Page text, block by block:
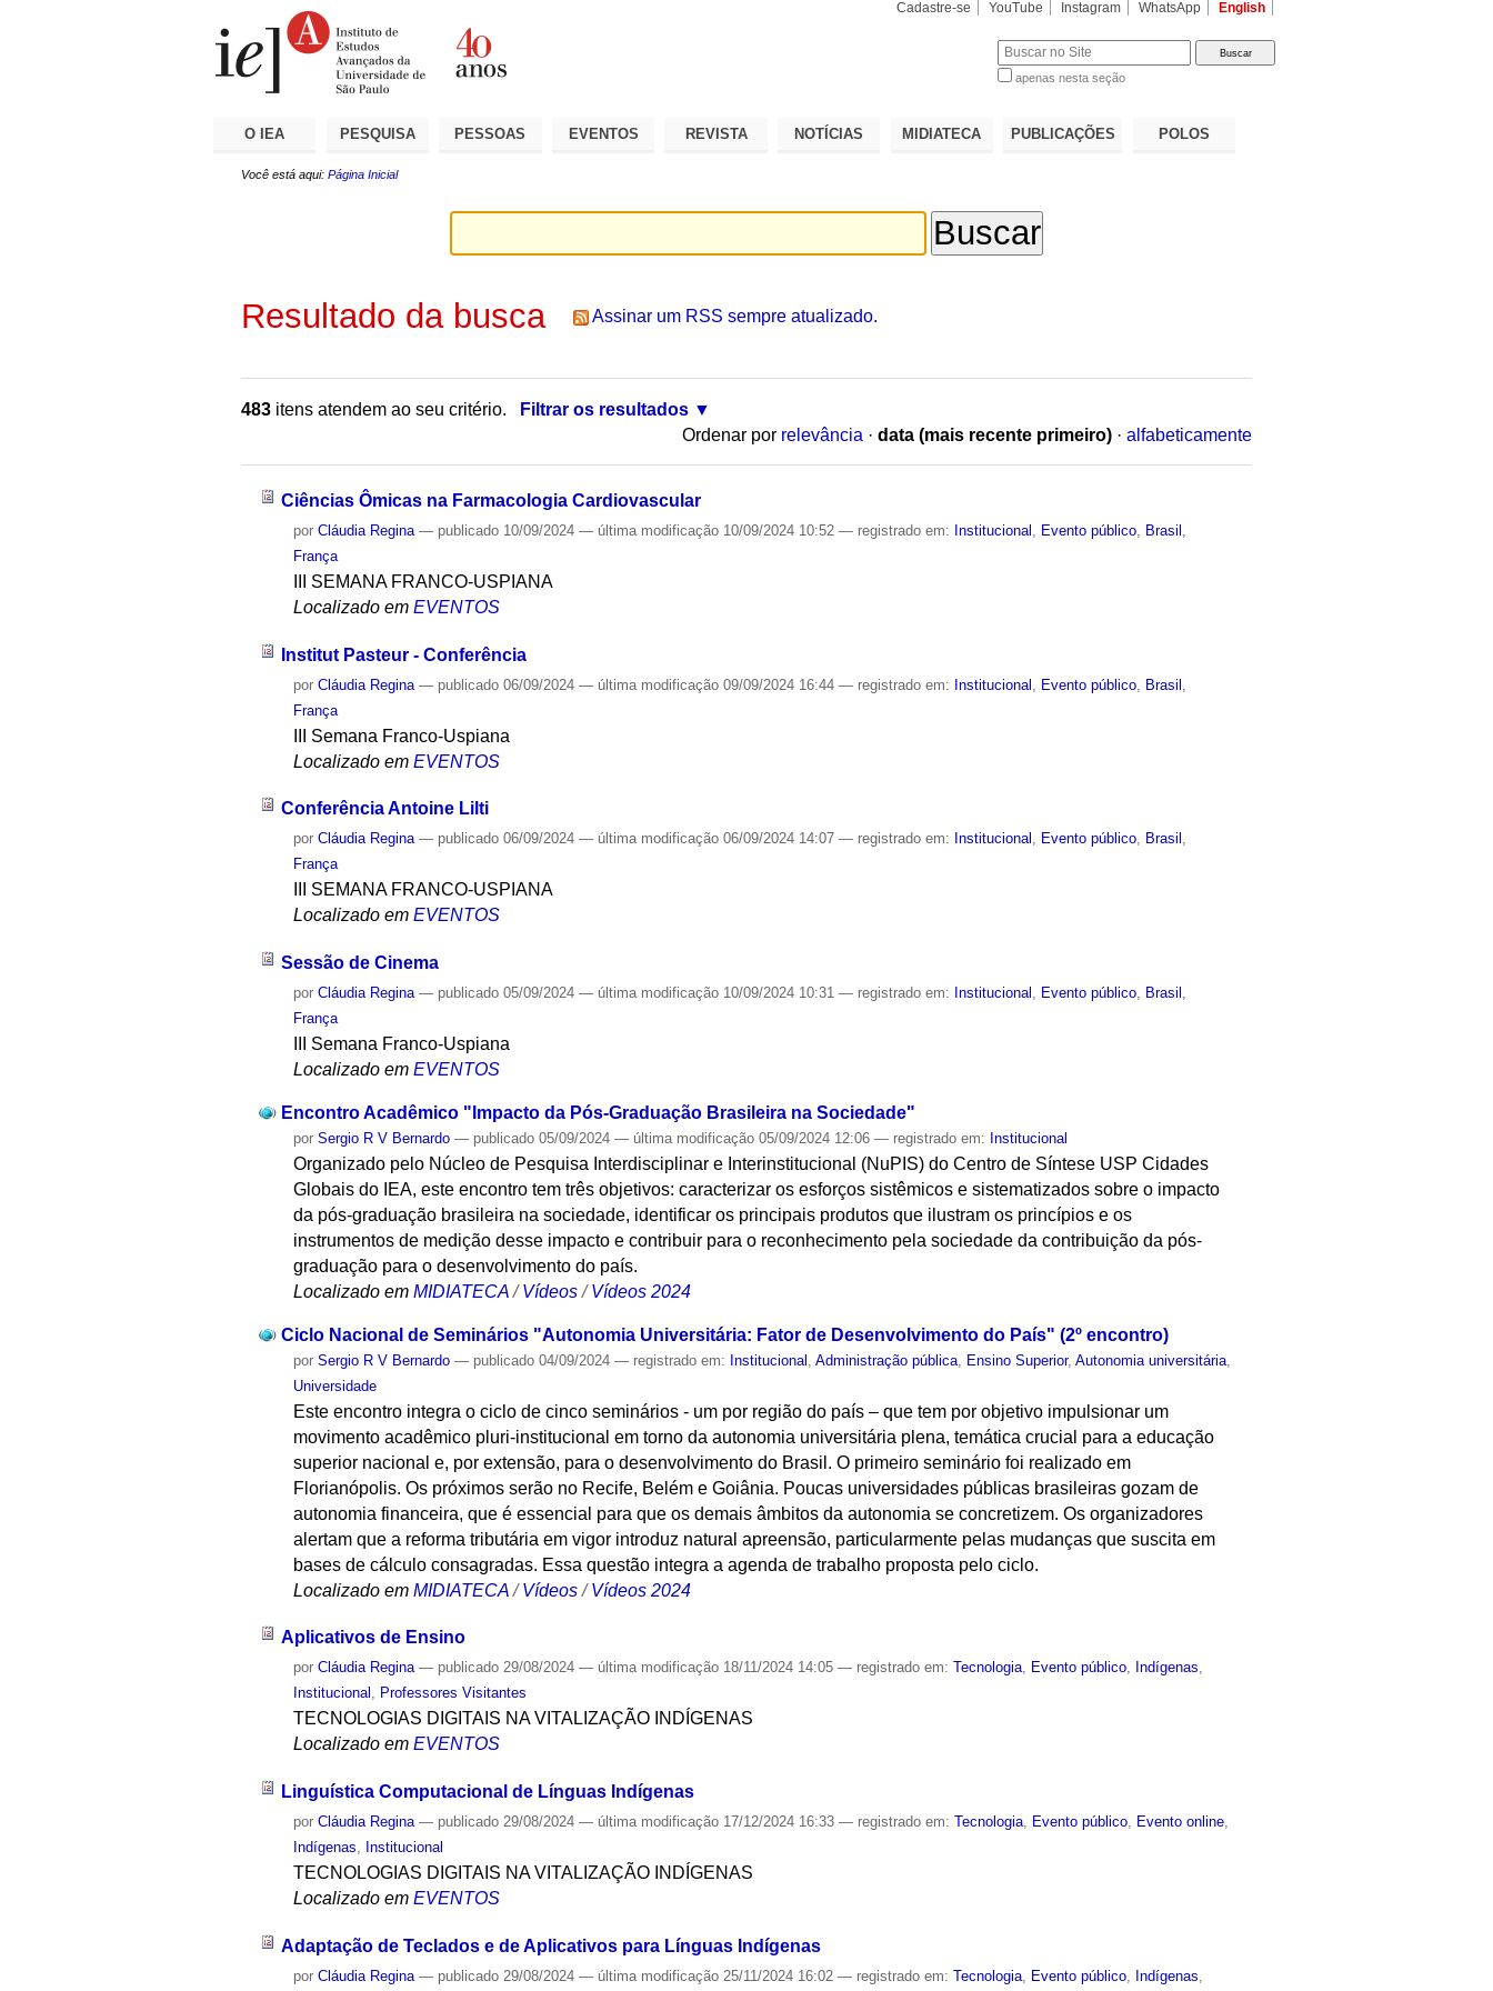
Cadastre-se YouTube Instagram WhatsApp English
apenas nesta seção
O IEA PESQUISA PESSOAS EVENTOS REVISTA NOTÍCIAS MIDIATECA PUBLICAÇÕES POLOS
Você está aqui: Página Inicial
Resultado da busca Assinar um RSS sempre atualizado.
483 itens atendem ao seu critério.
Filtrar os resultados
Ordenar por relevância · data (mais recente primeiro) · alfabeticamente
Ciências Ômicas na Farmacologia Cardiovascular
porCláudia Regina — publicado 10/09/2024— última modificação 10/09/2024 10:52— registrado em: Institucional Evento público Brasil
França
III SEMANA FRANCO-USPIANA
Localizado em EVENTOS
Institut Pasteur - Conferência
porCláudia Regina — publicado 06/09/2024— última modificação 09/09/2024 16:44— registrado em: Institucional Evento público Brasil
França
III Semana Franco-Uspiana
Localizado em EVENTOS
Conferência Antoine Lilti
porCláudia Regina — publicado 06/09/2024— última modificação 06/09/2024 14:07— registrado em: Institucional , Evento público, Brasil ,
França
III SEMANA FRANCO-USPIANA
Localizado em EVENTOS
Sessão de Cinema
porCláudia Regina — publicado 05/09/2024— última modificação 10/09/2024 10:31— registrado em: Institucional , Evento público, Brasil ,
França
III Semana Franco-Uspiana
Localizado em EVENTOS
Encontro Acadêmico "Impacto da Pós-Graduação Brasileira na Sociedade"
porSergio R V Bernardo — publicado 05/09/2024— última modificação 05/09/2024 12:06— registrado em: Institucional
Organizado pelo Núcleo de Pesquisa Interdisciplinar e Interinstitucional (NuPIS) do Centro de Síntese USP Cidades
Globais do IEA, este encontro tem três objetivos: caracterizar os esforços sistêmicos e sistematizados sobre o impacto
da pós-graduação brasileira na sociedade, identificar os principais produtos que ilustram os princípios e os
instrumentos de medição desse impacto e contribuir para o reconhecimento pela sociedade da contribuição da pós-
graduação para o desenvolvimento do país.
Localizado em MIDIATECA /Vídeos /Vídeos 2024
Ciclo Nacional de Seminários "Autonomia Universitária: Fator de Desenvolvimento do País" (2º encontro)
porSergio R V Bernardo — publicado 04/09/2024— registrado em: Institucional ,Administração pública Ensino Superior,Autonomia universitária
Universidade
Este encontro integra o ciclo de cinco seminários - um por região do país – que tem por objetivo impulsionar um
movimento acadêmico pluri-institucional em torno da autonomia universitária plena, temática crucial para a educação
superior nacional e, por extensão, para o desenvolvimento do Brasil. O primeiro seminário foi realizado em
Florianópolis. Os próximos serão no Recife, Belém e Goiânia. Poucas universidades públicas brasileiras gozam de
autonomia financeira, que é essencial para que os demais âmbitos da autonomia se concretizem. Os organizadores
alertam que a reforma tributária em vigor introduz natural apreensão, particularmente pelas mudanças que suscita em
bases de cálculo consagradas. Essa questão integra a agenda de trabalho proposta pelo ciclo.
Localizado em MIDIATECA /Vídeos /Vídeos 2024
Aplicativos de Ensino
porCláudia Regina — publicado 29/08/2024— última modificação 18/11/2024 14:05— registrado em:Tecnologia, Evento público, Indígenas,
Institucional , Professores Visitantes
TECNOLOGIAS DIGITAIS NA VITALIZAÇÃO INDÍGENAS
Localizado em EVENTOS
Linguística Computacional de Línguas Indígenas
porCláudia Regina — publicado 29/08/2024— última modificação 17/12/2024 16:33— registrado em:Tecnologia Evento público Evento online
Indígenas
Institucional
TECNOLOGIAS DIGITAIS NA VITALIZAÇÃO INDÍGENAS
Localizado em EVENTOS
Adaptação de Teclados e de Aplicativos para Línguas Indígenas
porCláudia Regina — publicado 29/08/2024— última modificação 25/11/2024 16:02— registrado em:Tecnologia Evento público Indígenas